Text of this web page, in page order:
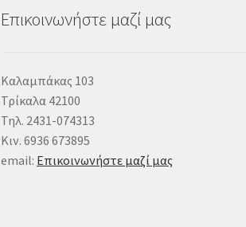
Επικοινωνήστε μαζί μας
Καλαμπάκας 103
Τρίκαλα 42100
Τηλ. 2431-074313
Κιν. 6936 673895
email: Επικοινωνήστε μαζί μας